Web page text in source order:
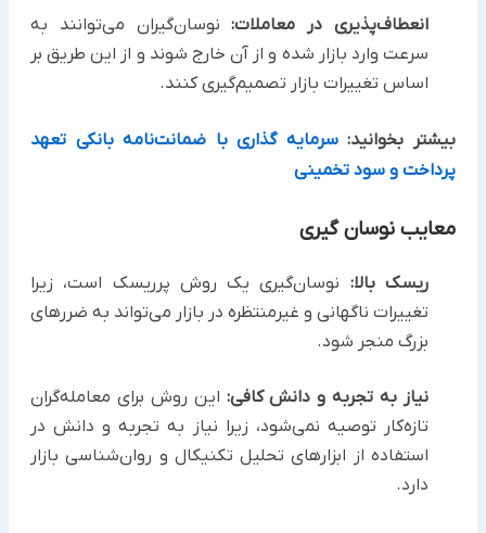
انعطاف‌پذیری در معاملات:نوسان‌گیران می‌توانند به
سرعت وارد بازار شده و از آن خارج شوند و از این طریق بر
اساس تغییرات بازار تصمیم‌گیری کنند.
بیشتر بخوانید:سرمایه گذاری با ضمانت‌نامه بانکی تعهد
پرداخت و سود تخمینی
معایب نوسان گیری
ریسک بالا: نوسان‌گیری یک روش پرریسک است، زیرا
تغییرات ناگهانی و غیرمنتظره در بازار می‌تواند به ضررهای
بزرگ منجر شود.
نیاز به تجربه و دانش کافی: این روش برای معامله‌گران
تازه‌کار توصیه نمی‌شود، زیرا نیاز به تجربه و دانش در
استفاده از ابزارهای تحلیل تکنیکال و روان‌شناسی بازار
دارد.